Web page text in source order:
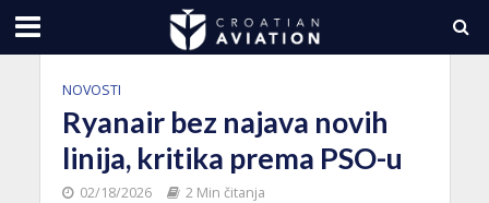
NOVOSTI
Ryanair bez najava novih
linija, kritika prema PSO-u
02/18/2026 2 Min čitanja